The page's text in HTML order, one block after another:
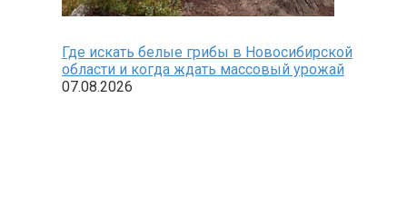
Где искать белые грибы в Новосибирской
области и когда ждать массовый урожай
07.08.2026